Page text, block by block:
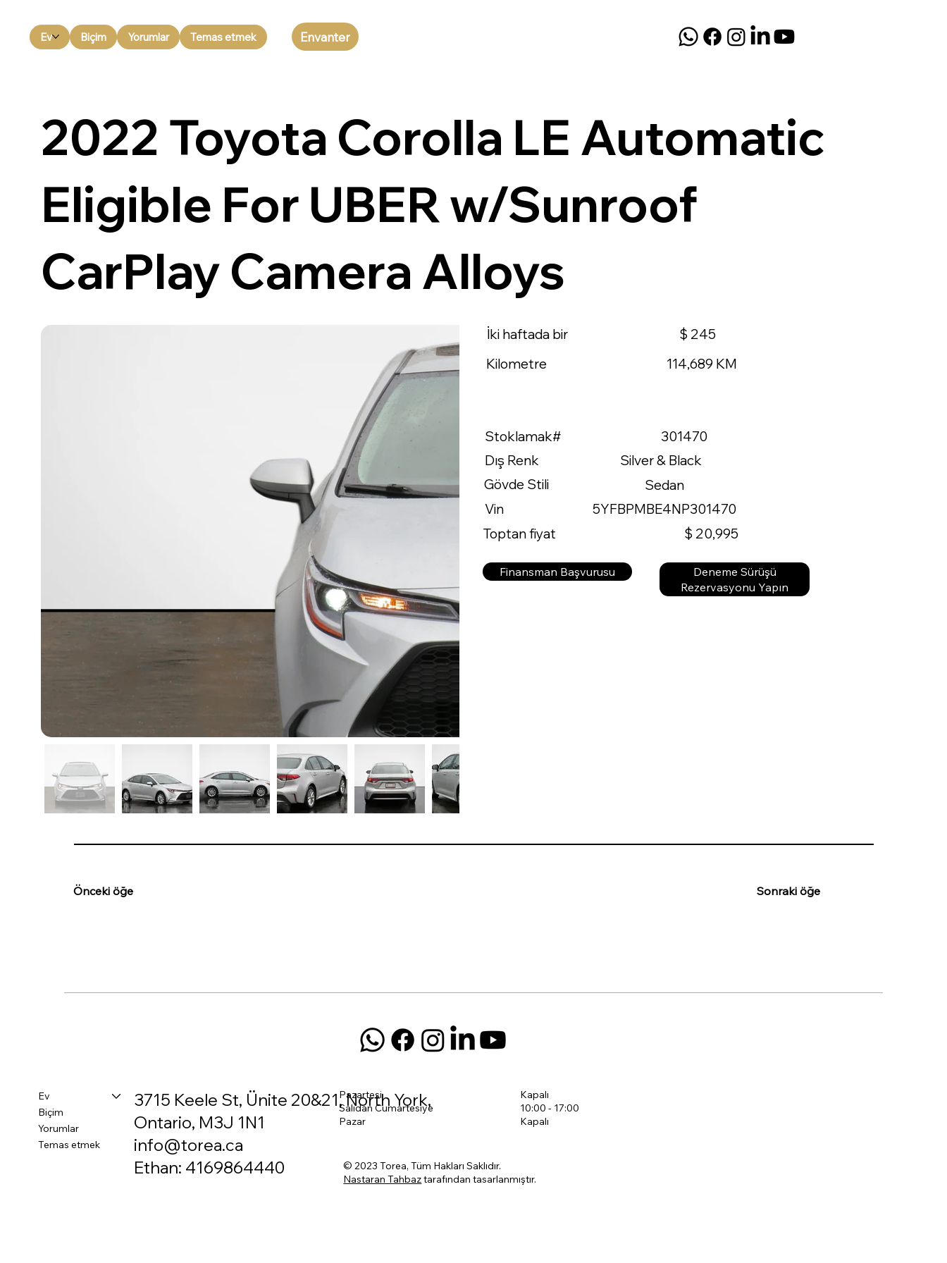
Ev Biçim Yorumlar Temas etmek Envanter
Önceki öğe Sonraki öğe
İki haftada bir
$ 245
Kilometre
114,689 KM
Stoklamak#
301470
Dış Renk
Silver & Black
Gövde Stili
Sedan
Vin
5YFBPMBE4NP301470
Toptan fiyat
$ 20,995
Finansman Başvurusu
Deneme Sürüşü
Rezervasyonu Yapın
2022 Toyota Corolla LE Automatic
Eligible For UBER w/Sunroof
CarPlay Camera Alloys
Ev
Biçim
Yorumlar
Temas etmek
3715 Keele St, Ünite 20&21, North York,
Ontario, M3J 1N1
info@torea.ca
Ethan: 4169864440
Pazartesi
Salıdan Cumartesiye
Pazar
Kapalı
10:00 - 17:00
Kapalı
© 2023 Torea, Tüm Hakları Saklıdır.
Nastaran Tahbaztarafından tasarlanmıştır.